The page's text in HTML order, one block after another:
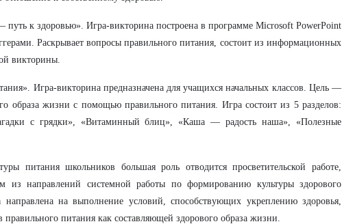
путь к здоровью». Игра-викторина построена в программе Microsoft PowerPoint
Раскрывает вопросы правильного питания, состоит из информационных
викторины.
Игра-викторина предназначена для учащихся начальных классов. Цель —
образа жизни с помощью правильного питания. Игра состоит из 5 разделов:
с грядки», «Витаминный блиц», «Каша — радость наша», «Полезные
питания школьников большая роль отводится просветительской работе,
из направлений системной работы по формированию культуры здорового
на выполнение условий, способствующих укреплению здоровья,
питания как составляющей здорового образа жизни.